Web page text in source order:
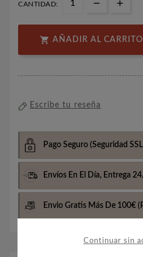
Continuar sin
CANTIDAD:
 AÑADIR AL CARRITO
Escribe tu reseña
Pago Seguro (Seguridad
Envíos En El Día, Entrega
Envio Gratis Más De 100€